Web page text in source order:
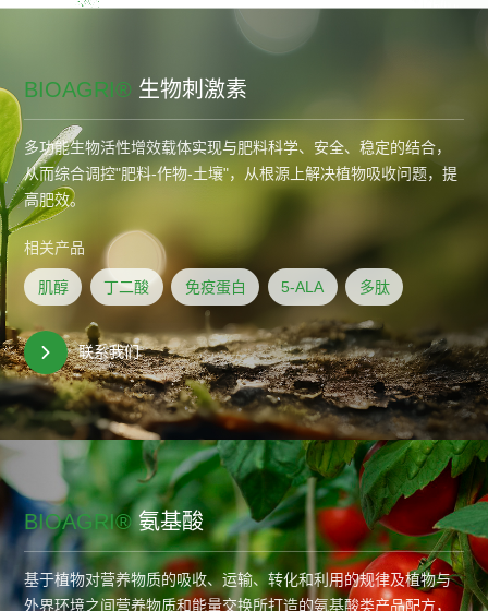
BIOAGRI® 生物刺激素
多功能生物活性增效载体实现与肥料科学、安全、稳定的结合，
从而综合调控"肥料-作物-土壤"，从根源上解决植物吸收问题，提
高肥效。
相关产品
肌醇 丁二酸 免疫蛋白 5-ALA 多肽
联系我们
BIOAGRI® 氨基酸
基于植物对营养物质的吸收、运输、转化和利用的规律及植物与
外界环境之间营养物质和能量交换所打造的氨基酸类产品配方，